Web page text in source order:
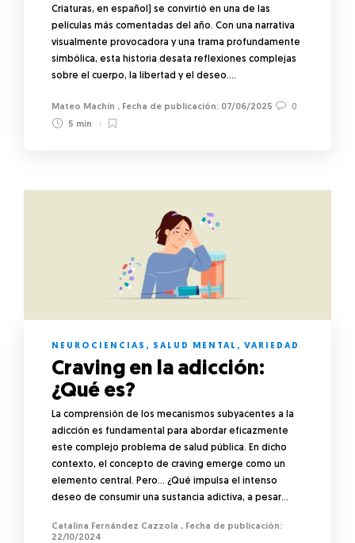
Criaturas, en español) se convirtió en una de las
películas más comentadas del año. Con una narrativa
visualmente provocadora y una trama profundamente
simbólica, esta historia desata reflexiones complejas
sobre el cuerpo, la libertad y el deseo….
Mateo Machín , 07/06/2025
0
5 min
NEUROCIENCIAS , SALUD MENTAL , VARIEDAD
Craving en la adicción:
¿Qué es?
La comprensión de los mecanismos subyacentes a la
adicción es fundamental para abordar eficazmente
este complejo problema de salud pública. En dicho
contexto, el concepto de craving emerge como un
elemento central. Pero… ¿Qué impulsa el intenso
deseo de consumir una sustancia adictiva, a pesar…
Catalina Fernández Cazzola ,
22/10/2024